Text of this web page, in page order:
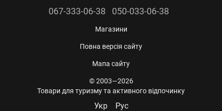
в силу анатомічних особливостей - за тих же погодних умов та
фізичних навантажень витрати енергії відрізнятимуться і
Особливості матеріалу термобілизни для жінок
виробники використовують:
показники зносостійкості, добре відводять вологу, швидко
067-333-06-38 050-033-06-38
Магазини
Повна версія сайту
Мапа сайту
© 2003—2026
Товари для туризму та активного відпочинку
Укр Рус